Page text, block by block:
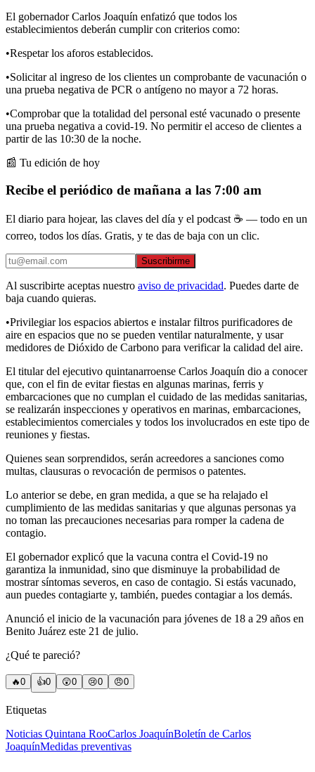
El gobernador Carlos Joaquín enfatizó que todos los
establecimientos deberán cumplir con criterios como:
•Respetar los aforos establecidos.
•Solicitar al ingreso de los clientes un comprobante de vacunación o
una prueba negativa de PCR o antígeno no mayor a 72 horas.
•Comprobar que la totalidad del personal esté vacunado o presente
una prueba negativa a covid-19. No permitir el acceso de clientes a
partir de las 10:30 de la noche.
📰 Tu edición de hoy
Recibe el periódico de mañana a las 7:00 am
El diario para hojear, las claves del día y el podcast ☕ — todo en un
correo, todos los días. Gratis, y te das de baja con un clic.
Suscribirme
Al suscribirte aceptas nuestro aviso de privacidad. Puedes darte de
baja cuando quieras.
•Privilegiar los espacios abiertos e instalar filtros purificadores de
aire en espacios que no se pueden ventilar naturalmente, y usar
medidores de Dióxido de Carbono para verificar la calidad del aire.
El titular del ejecutivo quintanarroense Carlos Joaquín dio a conocer
que, con el fin de evitar fiestas en algunas marinas, ferris y
embarcaciones que no cumplan el cuidado de las medidas sanitarias,
se realizarán inspecciones y operativos en marinas, embarcaciones,
establecimientos comerciales y todos los involucrados en este tipo de
reuniones y fiestas.
Quienes sean sorprendidos, serán acreedores a sanciones como
multas, clausuras o revocación de permisos o patentes.
Lo anterior se debe, en gran medida, a que se ha relajado el
cumplimiento de las medidas sanitarias y que algunas personas ya
no toman las precauciones necesarias para romper la cadena de
contagio.
El gobernador explicó que la vacuna contra el Covid-19 no
garantiza la inmunidad, sino que disminuye la probabilidad de
mostrar síntomas severos, en caso de contagio. Si estás vacunado,
aun puedes contagiarte y, también, puedes contagiar a los demás.
Anunció el inicio de la vacunación para jóvenes de 18 a 29 años en
Benito Juárez este 21 de julio.
¿Qué te pareció?
🔥0 👍0 😲0 😢0 😠0
Etiquetas
Noticias Quintana RooCarlos JoaquínBoletín de Carlos
JoaquínMedidas preventivas